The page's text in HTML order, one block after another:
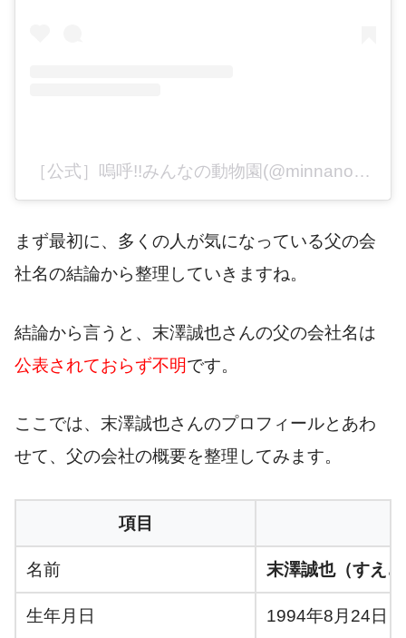
［公式］嗚呼!!みんなの動物園(@minnano_zoo_ntv)がシェアした投稿
まず最初に、多くの人が気になっている父の会
社名の結論から整理していきますね。
結論から言うと、末澤誠也さんの父の会社名は
公表されておらず不明です。
ここでは、末澤誠也さんのプロフィールとあわ
せて、父の会社の概要を整理してみます。
項目
名前 末澤誠也（すえ
生年月日 1994年8月24日